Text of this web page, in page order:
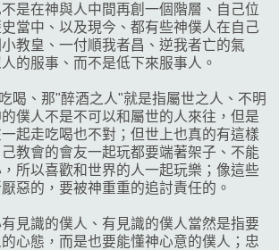
是在神與人中間再創一個階層、自己位
當中、以及現今、都有些神僕人在自己
教皇、一付順我者昌、逆我者亡的氣
的服事、而不是低下來服事人。
喝、那"醉酒之人"就是指屬世之人、不明
僕人不是不可以和屬世的人來往，但是
起走吃喝也不對；但世上也真的有這樣
教會的會友一起玩都要端著架子、不能
所以喜歡和世界的人一起玩樂；像這些
厭惡的，要被神重重的追討責任的。
見識的僕人、有見識的僕人當然是指要
心態，而是也要能懂神心意的僕人；忠